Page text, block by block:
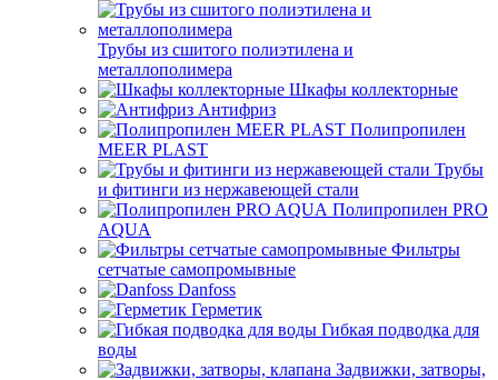
Трубы из сшитого полиэтилена и
металлополимера
Шкафы коллекторные
Антифриз
Полипропилен
MEER PLAST
Трубы
и фитинги из нержавеющей стали
Полипропилен PRO
AQUA
Фильтры
сетчатые самопромывные
Danfoss
Герметик
Гибкая подводка для
воды
Задвижки, затворы,